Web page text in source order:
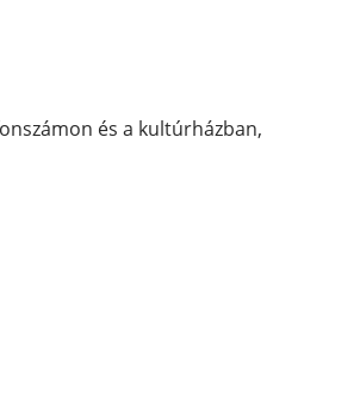
és a kultúrházban,